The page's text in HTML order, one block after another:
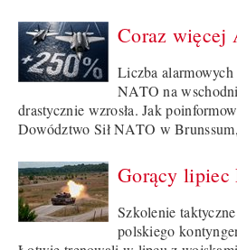
Coraz więcej
Liczba
NATO na
drastycznie wzrosła. Jak
Dowództwo Sił NATO w
Gorący lipiec
Szkolenie
polskiego